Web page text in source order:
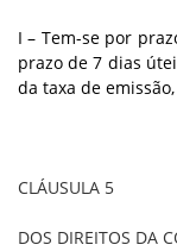
I – Tem-se por
prazo de 7 dias
da taxa de emissão,
CLÁUSULA 5
DOS DIREITOS DA